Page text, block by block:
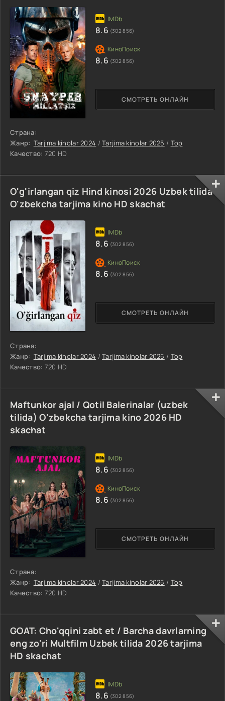
Страна:
Жанр: Tarjima kinolar 2024 /Tarjima kinolar 2025 / Top
Качество: 720 HD
СМОТРЕТЬ ОНЛАЙН
8.6 (302 856)
8.6 (302 856)
O'g'irlangan qiz Hind kinosi 2026 Uzbek tilida
O'zbekcha tarjima kino HD skachat
Страна:
Жанр: Tarjima kinolar 2024 /Tarjima kinolar 2025 / Top
Качество: 720 HD
СМОТРЕТЬ ОНЛАЙН
8.6 (302 856)
8.6 (302 856)
Maftunkor ajal / Qotil Balerinalar (uzbek
tilida) O'zbekcha tarjima kino 2026 HD
skachat
Страна:
Жанр: Tarjima kinolar 2024 /Tarjima kinolar 2025 / Top
Качество: 720 HD
СМОТРЕТЬ ОНЛАЙН
8.6 (302 856)
8.6 (302 856)
GOAT: Cho'qqini zabt et / Barcha davrlarning
eng zo'ri Multfilm Uzbek tilida 2026 tarjima
HD skachat
8.6 (302 856)